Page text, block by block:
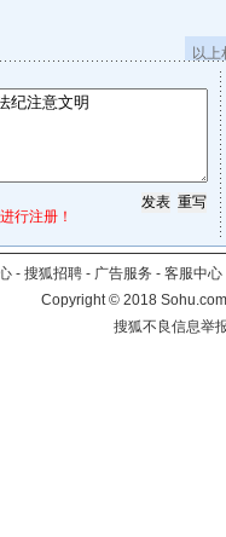
以
进行注册！
- 搜狐招聘 - 广告服务 - 客服中心
Copyright©2018
搜狐不良信息举